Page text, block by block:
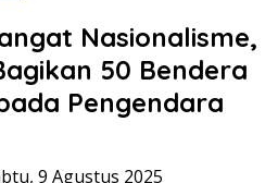
Nasionalisme,
50 Bendera
Pengendara
9 Agustus 2025